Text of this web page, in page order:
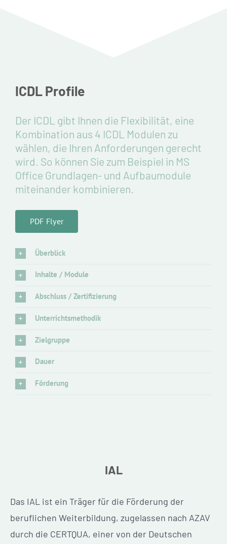
ICDL Profile
Der ICDL gibt Ihnen die Flexibilität, eine
Kombination aus 4 ICDL Modulen zu
wählen, die Ihren Anforderungen gerecht
wird. So können Sie zum Beispiel in MS
Office Grundlagen- und Aufbaumodule
miteinander kombinieren.
PDF Flyer
Überblick
Inhalte / Module
Abschluss / Zertifizierung
Unterrichtsmethodik
Zielgruppe
Dauer
Förderung
IAL
Das IAL ist ein Träger für die Förderung der
beruflichen Weiterbildung, zugelassen nach AZAV
durch die CERTQUA, einer von der Deutschen